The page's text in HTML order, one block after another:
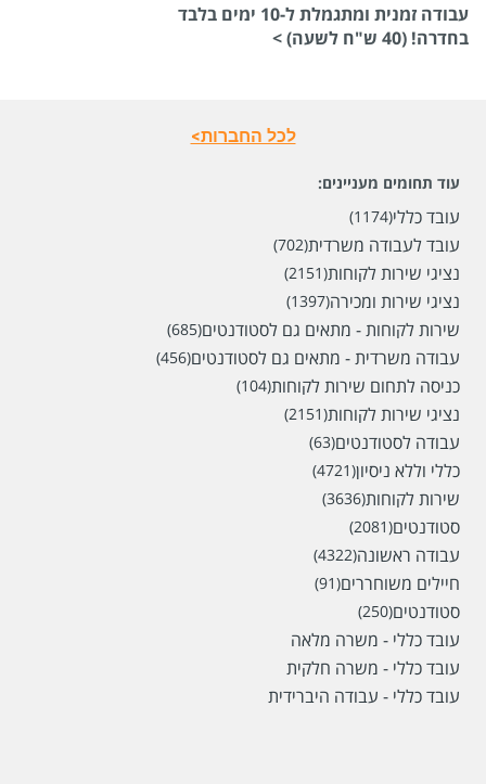
עבודה זמנית ומתגמלת ל-10 ימים בלבד
בחדרה! (40 ש"ח לשעה) >
לכל החברות>
עוד תחומים מעניינים:
עובד כללי(1174)
עובד לעבודה משרדית(702)
נציגי שירות לקוחות(2151)
נציגי שירות ומכירה(1397)
שירות לקוחות - מתאים גם לסטודנטים(685)
עבודה משרדית - מתאים גם לסטודנטים(456)
כניסה לתחום שירות לקוחות(104)
נציגי שירות לקוחות(2151)
עבודה לסטודנטים(63)
כללי וללא ניסיון(4721)
שירות לקוחות(3636)
סטודנטים(2081)
עבודה ראשונה(4322)
חיילים משוחררים(91)
סטודנטים(250)
עובד כללי - משרה מלאה
עובד כללי - משרה חלקית
עובד כללי - עבודה היברידית